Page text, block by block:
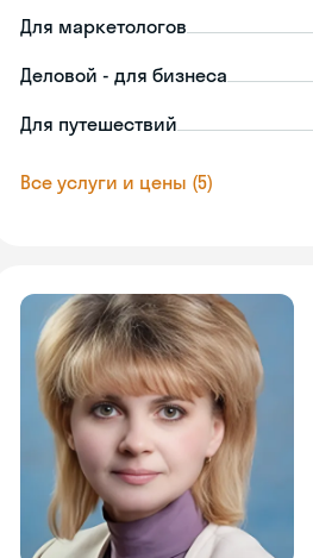
Для маркетологов
Деловой - для бизнеса
Для путешествий
Все услуги и цены (5)